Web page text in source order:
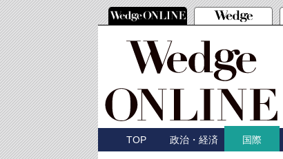
TOP 政治・経済 国際